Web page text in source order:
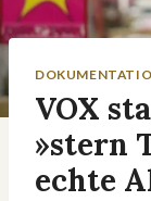
VOX
»stern
echte